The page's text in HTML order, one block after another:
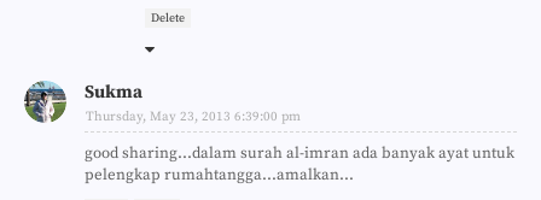
Delete
Sukma
Thursday, May 23, 2013 6:39:00 pm
good sharing...dalam surah al-imran ada banyak ayat untuk
pelengkap rumahtangga...amalkan...